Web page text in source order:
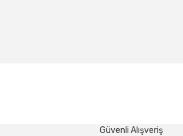
Güvenli Alışveriş